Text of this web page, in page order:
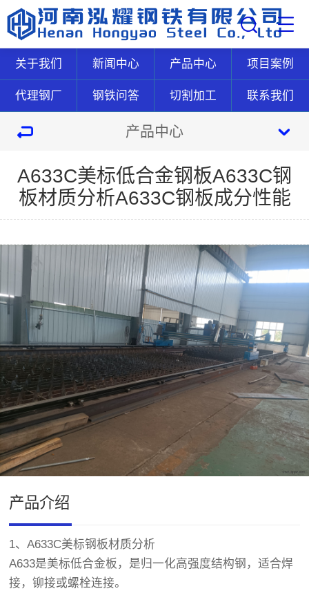
关于我们 新闻中心 产品中心 项目案例
代理钢厂 钢铁问答 切割加工 联系我们
产品中心
A633C美标低合金钢板A633C钢
板材质分析A633C钢板成分性能
产品介绍
1、A633C美标钢板材质分析
A633是美标低合金板，是归一化高强度结构钢，适合焊
接，铆接或螺栓连接。